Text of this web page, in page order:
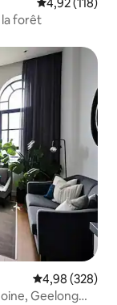
la forêt
Évaluation
4,98 (328)
Geelong